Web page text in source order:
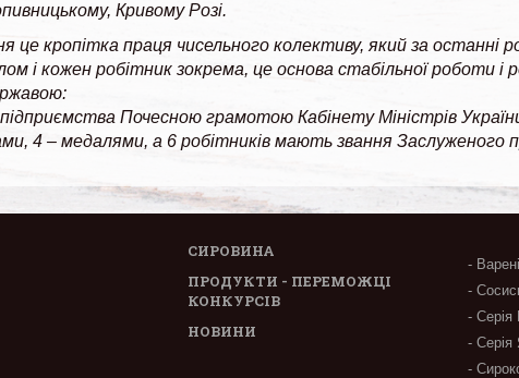
Кривому Розі.
це кропітка праця чисельного колективу, який за останні
і кожен робітник зокрема, це основа стабільної роботи і
Почесною грамотою Кабінету Міністрів
4 – медалями, а 6 робітників мають звання Заслуженого
СИРОВИНА
ПРОДУКТИ - ПЕРЕМОЖЦІ
КОНКУРСІВ
НОВИНИ
-
-
- Серія
- Серія
-